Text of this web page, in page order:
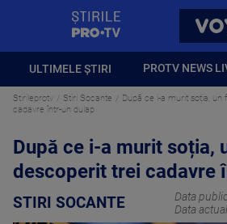
ULTIMELE ȘTIRI PROTV NEWS
Stirileprotv Stiri Socante
După ce i-a murit soția,
cadavre într-un dulap
După ce i-a murit soția,
descoperit trei cadavre
STIRI SOCANTE Data
Data